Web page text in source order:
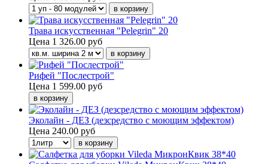
Трава искусственная "Pelegrin" 20
Цена 1 326.00 руб
Рифей "Послестрой"
Цена 1 599.00 руб
Эколайн - ДЕЗ (дезсредство с моющим эффектом)
Цена 240.00 руб